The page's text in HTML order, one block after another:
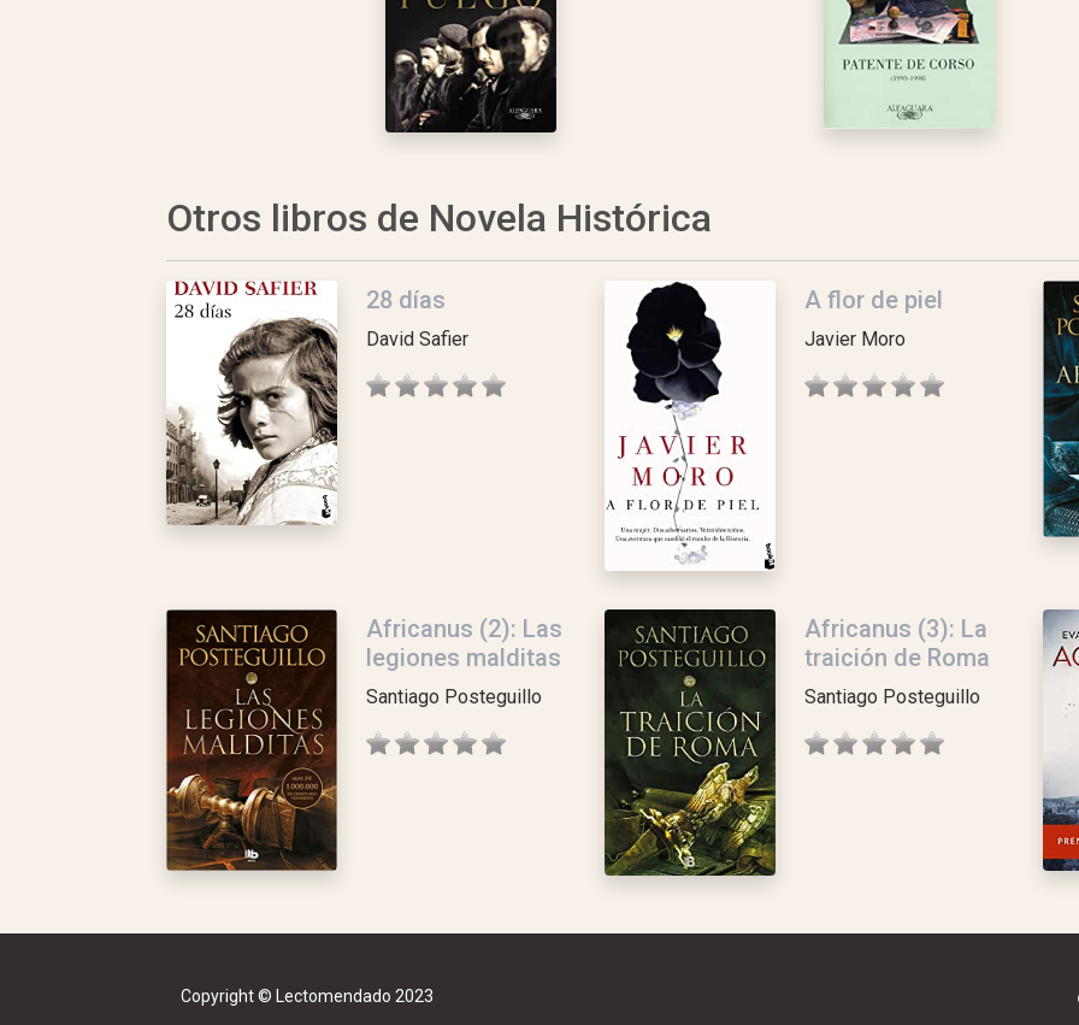
Otros libros de Novela Histórica
28 días
David Safier
A flor de piel
Javier Moro
Africanus (2): Las
legiones malditas
Santiago Posteguillo
Africanus (3): La
traición de Roma
Santiago Posteguillo
Copyright © Lectomendado 2023